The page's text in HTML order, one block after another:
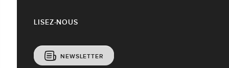
LISEZ-NOUS
NEWSLETTER